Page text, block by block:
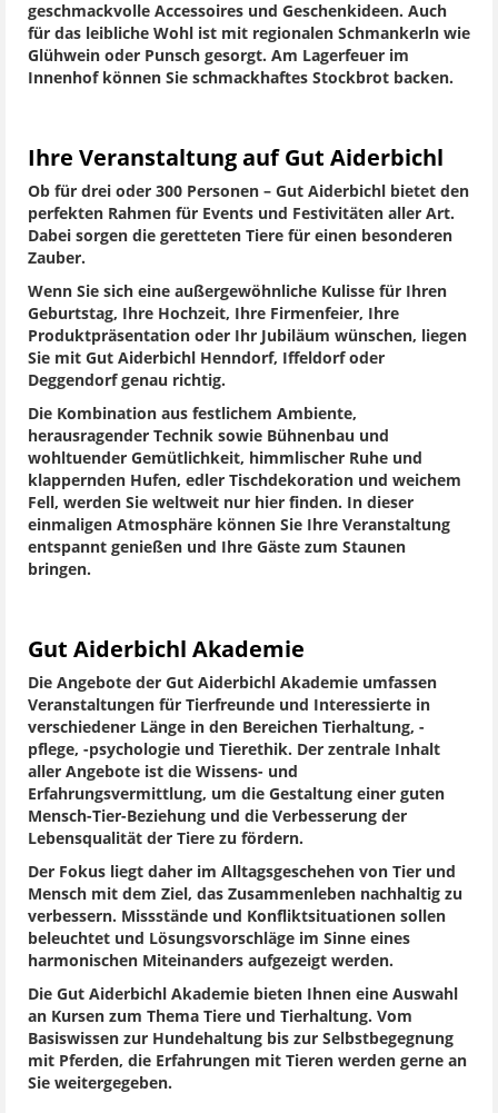
geschmackvolle Accessoires und Geschenkideen. Auch
für das leibliche Wohl ist mit regionalen Schmankerln wie
Glühwein oder Punsch gesorgt. Am Lagerfeuer im
Innenhof können Sie schmackhaftes Stockbrot backen.
Ihre Veranstaltung auf Gut Aiderbichl
Ob für drei oder 300 Personen – Gut Aiderbichl bietet den
perfekten Rahmen für Events und Festivitäten aller Art.
Dabei sorgen die geretteten Tiere für einen besonderen
Zauber.
Wenn Sie sich eine außergewöhnliche Kulisse für Ihren
Geburtstag, Ihre Hochzeit, Ihre Firmenfeier, Ihre
Produktpräsentation oder Ihr Jubiläum wünschen, liegen
Sie mit Gut Aiderbichl Henndorf, Iffeldorf oder
Deggendorf genau richtig.
Die Kombination aus festlichem Ambiente,
herausragender Technik sowie Bühnenbau und
wohltuender Gemütlichkeit, himmlischer Ruhe und
klappernden Hufen, edler Tischdekoration und weichem
Fell, werden Sie weltweit nur hier finden. In dieser
einmaligen Atmosphäre können Sie Ihre Veranstaltung
entspannt genießen und Ihre Gäste zum Staunen
bringen.
Gut Aiderbichl Akademie
Die Angebote der Gut Aiderbichl Akademie umfassen
Veranstaltungen für Tierfreunde und Interessierte in
verschiedener Länge in den Bereichen Tierhaltung, -
pflege, -psychologie und Tierethik. Der zentrale Inhalt
aller Angebote ist die Wissens- und
Erfahrungsvermittlung, um die Gestaltung einer guten
Mensch-Tier-Beziehung und die Verbesserung der
Lebensqualität der Tiere zu fördern.
Der Fokus liegt daher im Alltagsgeschehen von Tier und
Mensch mit dem Ziel, das Zusammenleben nachhaltig zu
verbessern. Missstände und Konfliktsituationen sollen
beleuchtet und Lösungsvorschläge im Sinne eines
harmonischen Miteinanders aufgezeigt werden.
Die Gut Aiderbichl Akademie bieten Ihnen eine Auswahl
an Kursen zum Thema Tiere und Tierhaltung. Vom
Basiswissen zur Hundehaltung bis zur Selbstbegegnung
mit Pferden, die Erfahrungen mit Tieren werden gerne an
Sie weitergegeben.